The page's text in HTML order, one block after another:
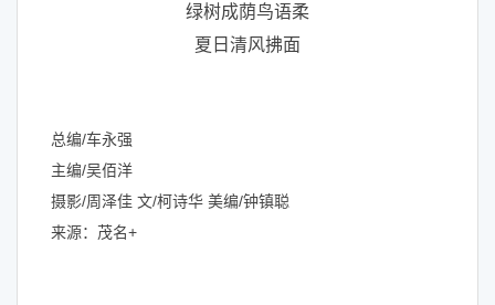
绿树成荫鸟语柔
夏日清风拂面
总编/车永强
主编/吴佰洋
摄影/周泽佳 文/柯诗华 美编/钟镇聪
来源：茂名+